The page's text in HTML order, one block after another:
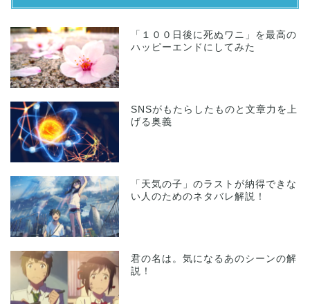
「１００日後に死ぬワニ」を最高の
ハッピーエンドにしてみた
SNSがもたらしたものと文章力を上
げる奥義
「天気の子」のラストが納得できな
い人のためのネタバレ解説！
君の名は。気になるあのシーンの解
説！